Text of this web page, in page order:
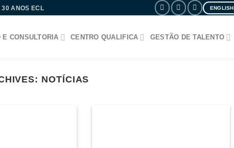
ANOS ECL ENGLISH
E CONSULTORIA CENTRO QUALIFICA GESTÃO DE TALENTO
NOTÍCIAS